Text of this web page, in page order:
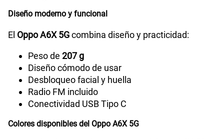
Diseño moderno y funcional
El Oppo A6X 5Gcombina diseño y practicidad:
Peso de 207 g
Diseño cómodo de usar
Desbloqueo facial y huella
Radio FM incluido
Conectividad USB Tipo C
Colores disponibles del Oppo A6X 5G